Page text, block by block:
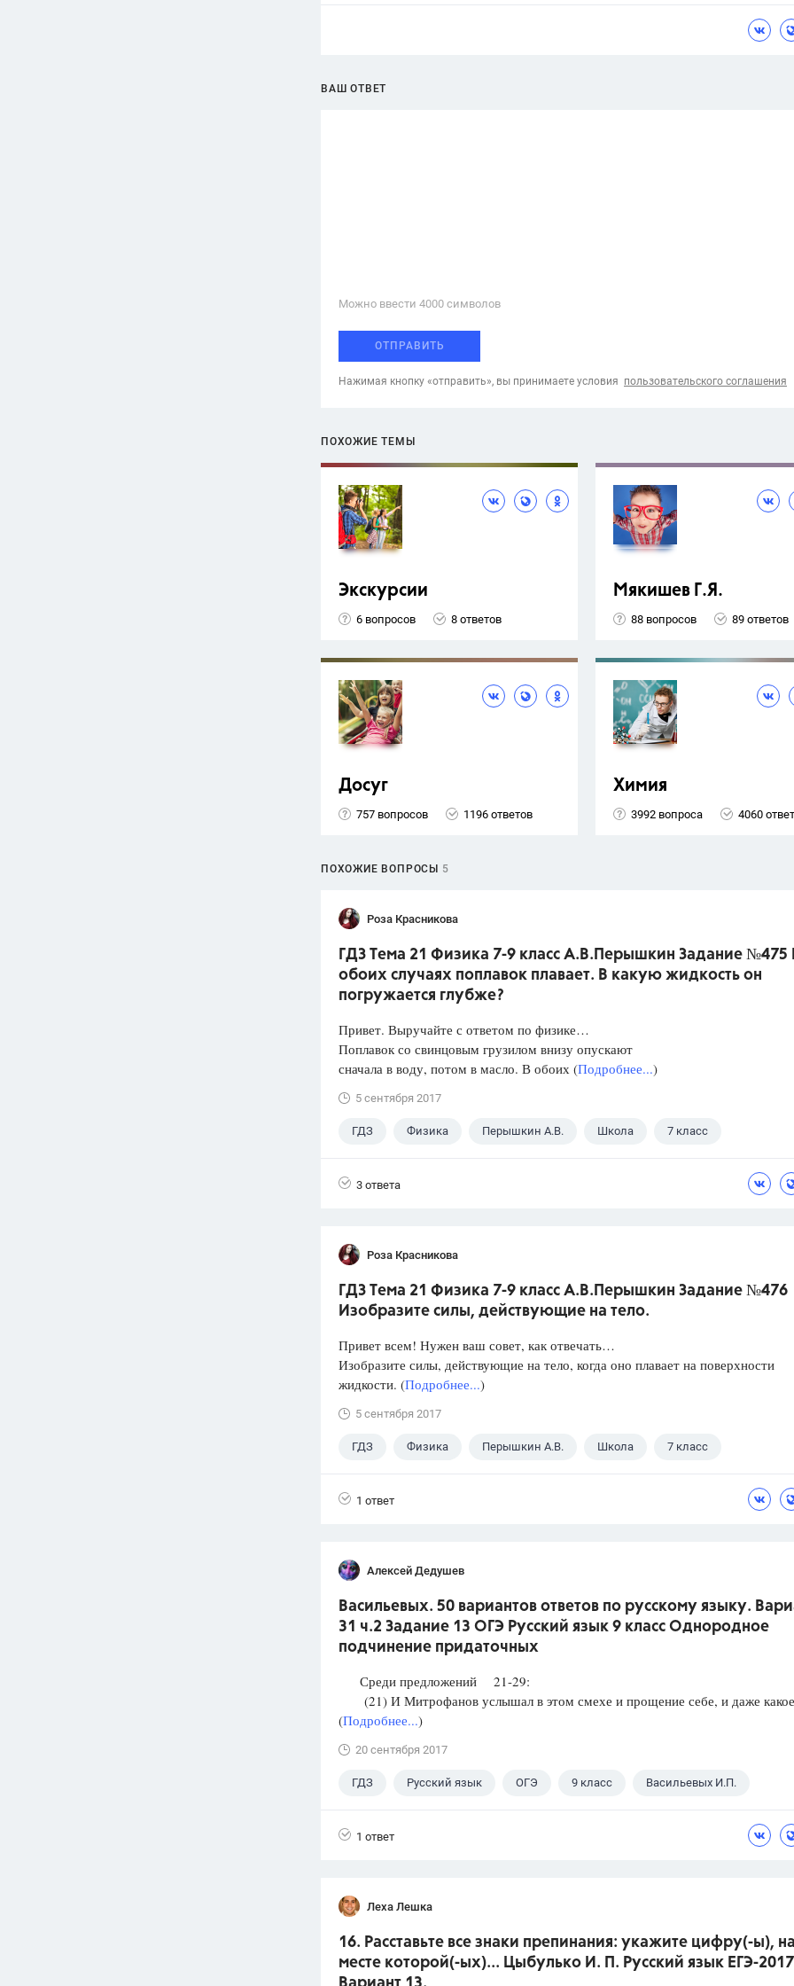
ВАШ ОТВЕТ
Можно ввести 4000 cимволов
ОТПРАВИТЬ
Нажимая кнопку «отправить», вы принимаете условия пользовательского соглашения
ПОХОЖИЕ ТЕМЫ
Экскурсии
6 вопросов 8 ответов
Мякишев Г.Я.
88 вопросов 89 ответов
Досуг
757 вопросов 1196 ответов
Химия
3992 вопроса 4060
ПОХОЖИЕ ВОПРОСЫ 5
Роза Красникова
ГДЗ Тема 21 Физика 7-9 класс А.В.Перышкин Задание №475
обоих случаях поплавок плавает. В какую жидкость он
погружается глубже?
Привет. Выручайте с ответом по физике…
Поплавок со свинцовым грузилом внизу опускают
сначала в воду, потом в масло. В обоих (Подробнее...)
5 сентября 2017
ГДЗ Физика Перышкин А.В. Школа 7 класс
3 ответа
Роза Красникова
ГДЗ Тема 21 Физика 7-9 класс А.В.Перышкин Задание №476
Изобразите силы, действующие на тело.
Привет всем! Нужен ваш совет, как отвечать…
Изобразите силы, действующие на тело, когда оно плавает на поверхности
жидкости. (Подробнее...)
5 сентября 2017
ГДЗ Физика Перышкин А.В. Школа 7 класс
1 ответ
Алексей Дедушев
Васильевых. 50 вариантов ответов по русскому языку.
31 ч.2 Задание 13 ОГЭ Русский язык 9 класс Однородное
подчинение придаточных
Среди предложений 21-29:
(21) И Митрофанов услышал в этом смехе и прощение себе, и даже
(Подробнее...)
20 сентября 2017
ГДЗ Русский язык ОГЭ 9 класс Васильевых И.П.
1 ответ
Леха Лешка
16. Расставьте все знаки препинания: укажите цифру(-ы), на
месте которой(-ых)... Цыбулько И. П. Русский язык ЕГЭ-